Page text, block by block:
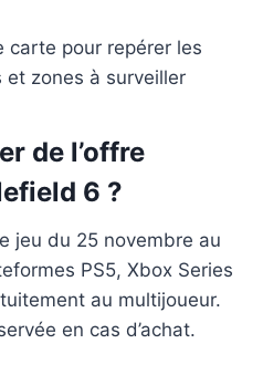
carte pour repérer les
zones à surveiller
de l’offre
6 ?
jeu du 25 novembre au
PS5, Xbox Series
au multijoueur.
en cas d’achat.